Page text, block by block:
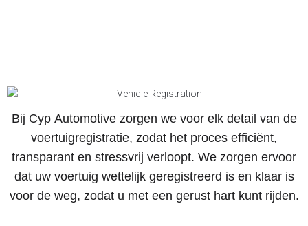
Bij Cyp Automotive zorgen we voor elk detail van de
voertuigregistratie, zodat het proces efficiënt,
transparant en stressvrij verloopt. We zorgen ervoor
dat uw voertuig wettelijk geregistreerd is en klaar is
voor de weg, zodat u met een gerust hart kunt rijden.